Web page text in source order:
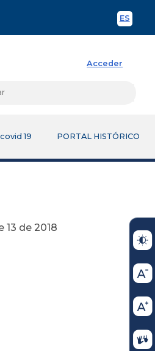
ES
Acceder
19 PORTAL HISTÓRICO
13 de 2018